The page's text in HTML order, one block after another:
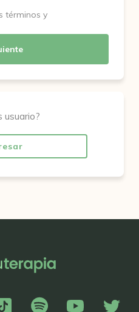
términos y
usuario?